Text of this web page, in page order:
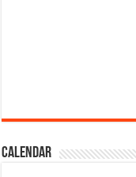
Calendar